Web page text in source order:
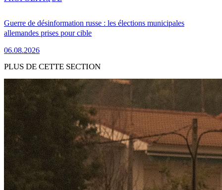
Guerre de désinformation russe : les élections municipales
allemandes prises pour cible
06.08.2026
PLUS DE CETTE SECTION